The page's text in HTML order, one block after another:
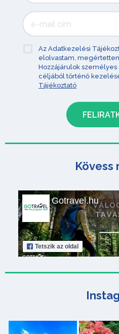
Az Adatkezelési
elolvastam,
Hozzájárulok
céljából történő
Tájékoztató
Kövess
Gotravel.hu
Tetszik az oldal